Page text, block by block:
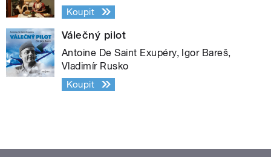
Koupit
Válečný pilot
Antoine De Saint Exupéry, Igor Bareš,
Vladimír Rusko
Koupit